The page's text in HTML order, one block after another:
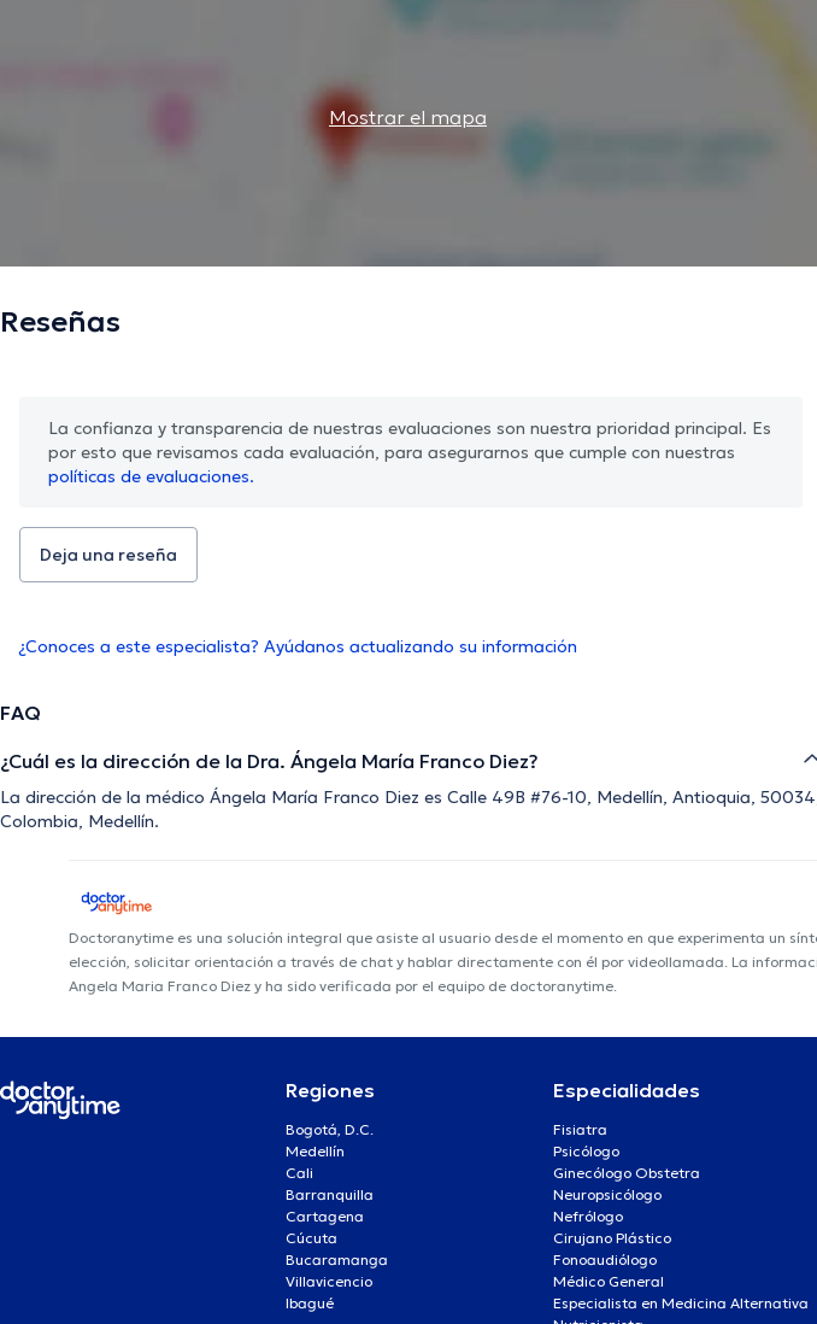
Mostrar el mapa
Reseñas
La confianza y transparencia de nuestras evaluaciones son nuestra prioridad principal. Es
por esto que revisamos cada evaluación, para asegurarnos que cumple con nuestras
políticas de evaluaciones.
Deja una reseña
¿Conoces a este especialista? Ayúdanos actualizando su información
FAQ
¿Cuál es la dirección de la Dra. Ángela María Franco Diez?
La dirección de la médico Ángela María Franco Diez es Calle 49B #76-10, Medellín, Antioquia,
Colombia, Medellín.
Doctoranytime es una solución integral que asiste al usuario desde el momento en que experimenta un
elección, solicitar orientación a través de chat y hablar directamente con él por videollamada. La
Angela Maria Franco Diez y ha sido verificada por el equipo de doctoranytime.
Regiones
Bogotá, D.C.
Medellín
Cali
Barranquilla
Cartagena
Cúcuta
Bucaramanga
Villavicencio
Ibagué
Especialidades
Fisiatra
Psicólogo
Ginecólogo Obstetra
Neuropsicólogo
Nefrólogo
Cirujano Plástico
Fonoaudiólogo
Médico General
Especialista en Medicina Alternativa